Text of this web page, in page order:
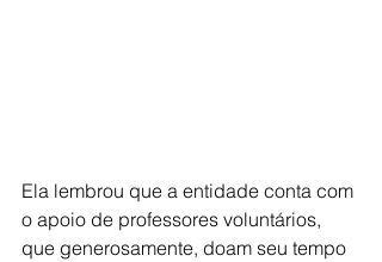
Ela lembrou que a entidade conta com
o apoio de professores voluntários,
que generosamente, doam seu tempo